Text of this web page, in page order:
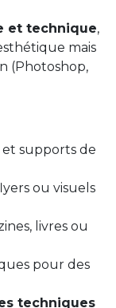
et technique,
mais
(Photoshop,
et supports de
ou visuels
livres ou
pour des
techniques